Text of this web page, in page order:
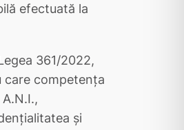
efectuată la
361/2022,
care competența
și